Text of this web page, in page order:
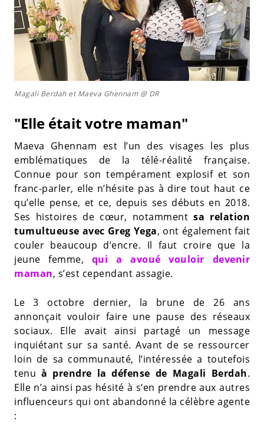
Magali Berdah et Maeva Ghennam @ DR
"Elle était votre maman"
Maeva Ghennam est l’un des visages les plus
emblématiques de la télé-réalité française.
Connue pour son tempérament explosif et son
franc-parler, elle n’hésite pas à dire tout haut ce
qu’elle pense, et ce, depuis ses débuts en 2018.
Ses histoires de cœur, notamment sa relation
tumultueuse avec Greg Yega, ont également fait
couler beaucoup d’encre. Il faut croire que la
jeune femme, qui a avoué vouloir devenir
maman, s’est cependant assagie.
Le 3 octobre dernier, la brune de 26 ans
annonçait vouloir faire une pause des réseaux
sociaux. Elle avait ainsi partagé un message
inquiétant sur sa santé. Avant de se ressourcer
loin de sa communauté, l’intéressée a toutefois
tenu à prendre la défense de Magali Berdah.
Elle n’a ainsi pas hésité à s’en prendre aux autres
influenceurs qui ont abandonné la célèbre agente
: